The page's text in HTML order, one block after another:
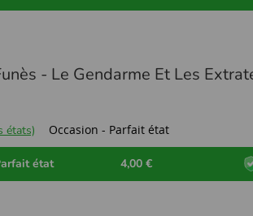
- Le Gendarme Et Les
états) Occasion - Parfait état
état 4,00 €